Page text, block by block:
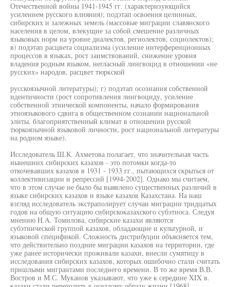
Отечественной войны 1941-1945 гг. (характеризующийся
усилением русского влияния); подэтап освоения целинных,
сибирских и залежных земель (массовые миграции славянского
населения в целом, влекущие за собой смешение различных
языковых норм на уровне диалектов, региолектов, социолектов);
в) подэтап расцвета социализма (усиление интерференционных
процессов в языках, рост заимствований, снижение уровня
владения родным языком, негласный лингвоцид в отношении «не
русских» народов, расцвет тюркской
русскоязычной литературы); г) подэтап осознания собственной
идентичности (рост сопротивления лингвоциду, усиление
собственной этнической компоненты, начало формирования
этноязыкового сдвига в общественном сознании национальной
элиты, благоприятственный климат в отношении русской
тюркоязычной языковой личности, рост национальной литературы
на родном языке).
Исследователь Ш.К. Ахметова полагает, что значительная часть
нынешних сибирских казахов - это потомки когда-то
откочевавших казахов в 1931 - 1933 гг., пытающихся скрыться от
коллективизации и репрессий [1994-2002]. Однако мы считаем,
что в этом случае не было бы выявлено существенных различий в
языке сибирских казахов и языке казахов Казахстана. На наш
взгляд исследователь экстраполирует случаи миграции тридцатых
годов на общую ситуацию сибирскоказахского субэтноса. Следуя
мнению H.A. Томилова, сибирские казахи являются
субэтнической группой казахов, обладающие и культурной, и
языковой спецификой. Сложность дистрибуции объясняется тем,
что действительно поздние миграции казахов на территории, где
уже ранее исторически проживали казахи, внесли сумятицу в
исследования сибирских казахов, которых ошибочно стали считать
пришлыми мигрантами последнего времени. В то же время В.В.
Востров и М.С. Муканов указывают, что уже к середине XIX в.